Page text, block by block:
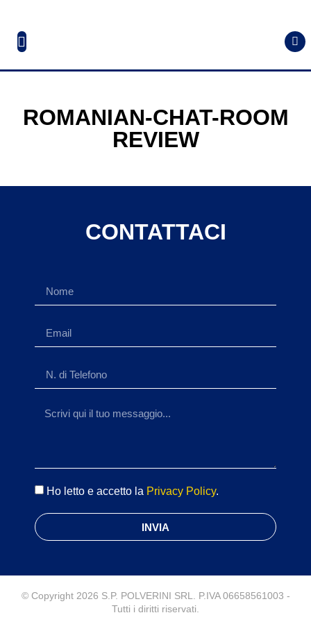
ROMANIAN-CHAT-ROOM
REVIEW
CONTATTACI
Ho letto e accetto la Privacy Policy.
INVIA
© Copyright 2026 S.P. POLVERINI SRL. P.IVA 06658561003 -
Tutti i diritti riservati.